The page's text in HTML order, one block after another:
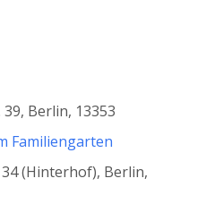
Berlin, 13353
Familiengarten
(Hinterhof), Berlin,